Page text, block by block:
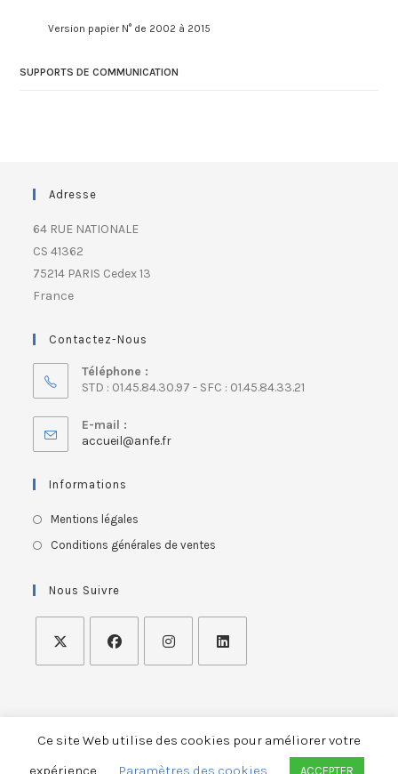
Version papier N° de 2002 à 2015
SUPPORTS DE COMMUNICATION
Adresse
64 RUE NATIONALE
CS 41362
75214 PARIS Cedex 13
France
Contactez-Nous
Téléphone :
STD : 01.45.84.30.97 - SFC : 01.45.84.33.21
E-mail :
accueil@anfe.fr
Informations
Mentions légales
Conditions générales de ventes
Nous Suivre
ASSOCIATION NATIONALE FRANÇAISE DES ERGOTHERAPEUTES
Ce site Web utilise des cookies pour améliorer votre
expérience.
Paramètres des cookies ACCEPTER